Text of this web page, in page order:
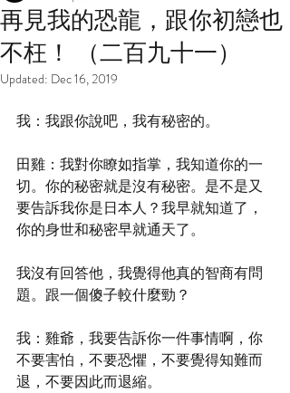
再見我的恐龍，跟你初戀也
不枉！ （二百九十一）
Updated: Dec 16, 2019
我：我跟你說吧，我有秘密的。
田雞：我對你瞭如指掌，我知道你的一
切。你的秘密就是沒有秘密。是不是又
要告訴我你是日本人？我早就知道了，
你的身世和秘密早就通天了。
我沒有回答他，我覺得他真的智商有問
題。跟一個傻子較什麼勁？
我：雞爺，我要告訴你一件事情啊，你
不要害怕，不要恐懼，不要覺得知難而
退，不要因此而退縮。